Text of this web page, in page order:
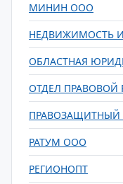
МИНИН ООО
НЕДВИЖИМОСТЬ
ОБЛАСТНАЯ
ОТДЕЛ
ПРАВОЗАЩИТНЫЙ
РАТУМ ООО
РЕГИОНОПТ